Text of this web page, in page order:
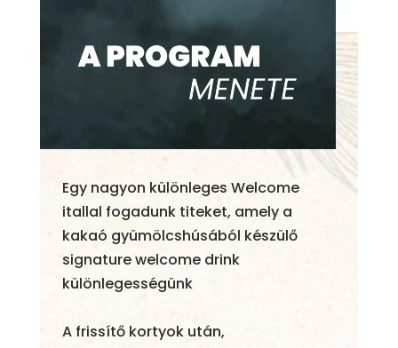
Egy nagyon különleges Welcome
itallal fogadunk titeket, amely a
kakaó gyümölcshúsából készülő
signature welcome drink
különlegességünk
A frissítő kortyok után,